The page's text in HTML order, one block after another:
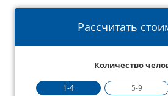
Рассчитать
Количество
1-4 5-9